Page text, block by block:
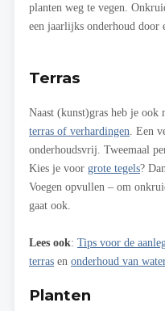
planten weg te vegen.
een jaarlijks onderhoud door
Terras
Naast (kunst)gras heb je ook
terras of verhardingen . Een
onderhoudsvrij. Tweemaal
Kies je voor grote tegels?
Voegen opvullen – om
gaat ook.
Lees ook: Tips voor de
terras en onderhoud van
Planten